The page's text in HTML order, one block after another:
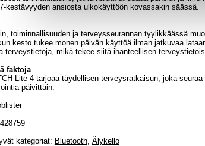
kestävyyden ansiosta ulkokäyttöön kovassakin säässä.
toiminnallisuuden ja terveysseurannan tyylikkäässä
kesto tukee monen päivän käyttöä ilman jatkuvaa
terveystietoja, mikä tekee siitä ihanteellisen
faktoja
Lite 4 tarjoaa täydellisen terveysratkaisun, joka
päivittäin.
kategoriat: Bluetooth, Älykello